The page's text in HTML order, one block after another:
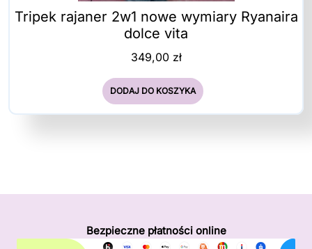
Tripek rajaner 2w1 nowe wymiary Ryanaira
dolce vita
349,00 zł
DODAJ DO KOSZYKA
Bezpieczne płatności online